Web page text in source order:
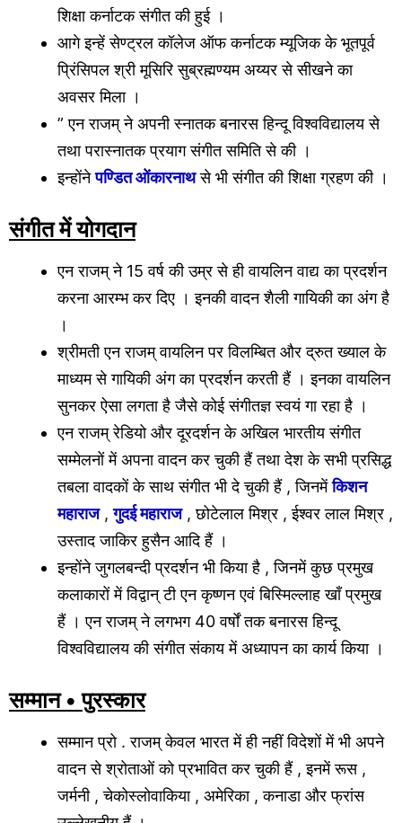
शिक्षा कर्नाटक संगीत की हुई ।
आगे इन्हें सेण्ट्रल कॉलेज ऑफ कर्नाटक म्यूजिक के भूतपूर्व
प्रिंसिपल श्री मूसिरि सुब्रह्मण्यम अय्यर से सीखने का
अवसर मिला ।
” एन राजम् ने अपनी स्नातक बनारस हिन्दू विश्वविद्यालय से
तथा परास्नातक प्रयाग संगीत समिति से की ।
इन्होंनेपण्डित ओंकारनाथसे भी संगीत की शिक्षा ग्रहण की ।
संगीत में योगदान
एन राजम् ने 15 वर्ष की उम्र से ही वायलिन वाद्य का प्रदर्शन
करना आरम्भ कर दिए । इनकी वादन शैली गायिकी का अंग है
।
श्रीमती एन राजम् वायलिन पर विलम्बित और द्रुत ख्याल के
माध्यम से गायिकी अंग का प्रदर्शन करती हैं । इनका वायलिन
सुनकर ऐसा लगता है जैसे कोई संगीतज्ञ स्वयं गा रहा है ।
एन राजम् रेडियो और दूरदर्शन के अखिल भारतीय संगीत
सम्मेलनों में अपना वादन कर चुकी हैं तथा देश के सभी प्रसिद्ध
तबला वादकों के साथ संगीत भी दे चुकी हैं , जिनमेंकिशन
महाराज,गुदई महाराज, छोटेलाल मिश्र , ईश्वर लाल मिश्र ,
उस्ताद जाकिर हुसैन आदि हैं ।
इन्होंने जुगलबन्दी प्रदर्शन भी किया है , जिनमें कुछ प्रमुख
कलाकारों में विद्वान् टी एन कृष्णन एवं बिस्मिल्लाह खाँ प्रमुख
हैं । एन राजम् ने लगभग 40 वर्षों तक बनारस हिन्दू
विश्वविद्यालय की संगीत संकाय में अध्यापन का कार्य किया ।
सम्मान • पुरस्कार
सम्मान प्रो . राजम् केवल भारत में ही नहीं विदेशों में भी अपने
वादन से श्रोताओं को प्रभावित कर चुकी हैं , इनमें रूस ,
जर्मनी , चेकोस्लोवाकिया , अमेरिका , कनाडा और फ्रांस